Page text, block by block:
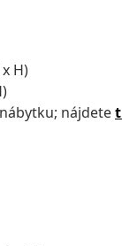
H)
nájdete